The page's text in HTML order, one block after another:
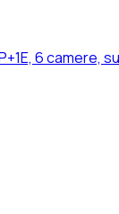
6 camere,